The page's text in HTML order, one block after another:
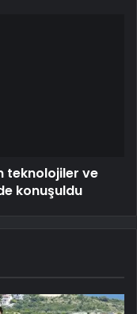
teknolojiler ve
konuşuldu